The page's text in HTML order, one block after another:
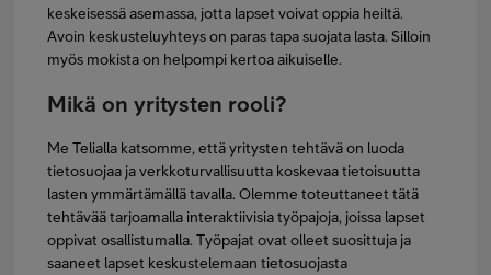
keskeisessä asemassa, jotta lapset voivat oppia heiltä.
Avoin keskusteluyhteys on paras tapa suojata lasta. Silloin
myös mokista on helpompi kertoa aikuiselle.
Mikä on yritysten rooli?
Me Telialla katsomme, että yritysten tehtävä on luoda
tietosuojaa ja verkkoturvallisuutta koskevaa tietoisuutta
lasten ymmärtämällä tavalla. Olemme toteuttaneet tätä
tehtävää tarjoamalla interaktiivisia työpajoja, joissa lapset
oppivat osallistumalla. Työpajat ovat olleet suosittuja ja
saaneet lapset keskustelemaan tietosuojasta